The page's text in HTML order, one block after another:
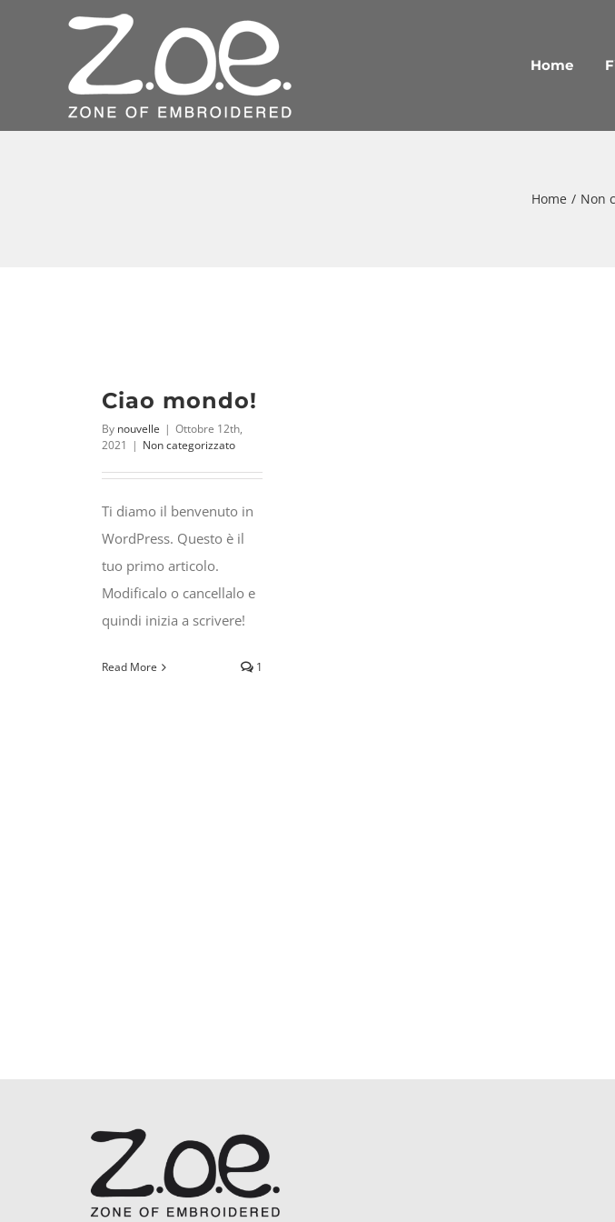
Home
Home / Non
Ciao mondo!
By nouvelle | Ottobre 12th,
2021 | Non categorizzato
Ti diamo il benvenuto in
WordPress. Questo è il
tuo primo articolo.
Modificalo o cancellalo e
quindi inizia a scrivere!
Read More 1